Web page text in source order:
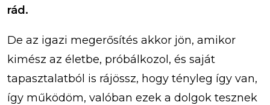
rád.
De az igazi megerősítés akkor jön, amikor
kimész az életbe, próbálkozol, és saját
tapasztalatból is rájössz, hogy tényleg így van,
így működöm, valóban ezek a dolgok tesznek